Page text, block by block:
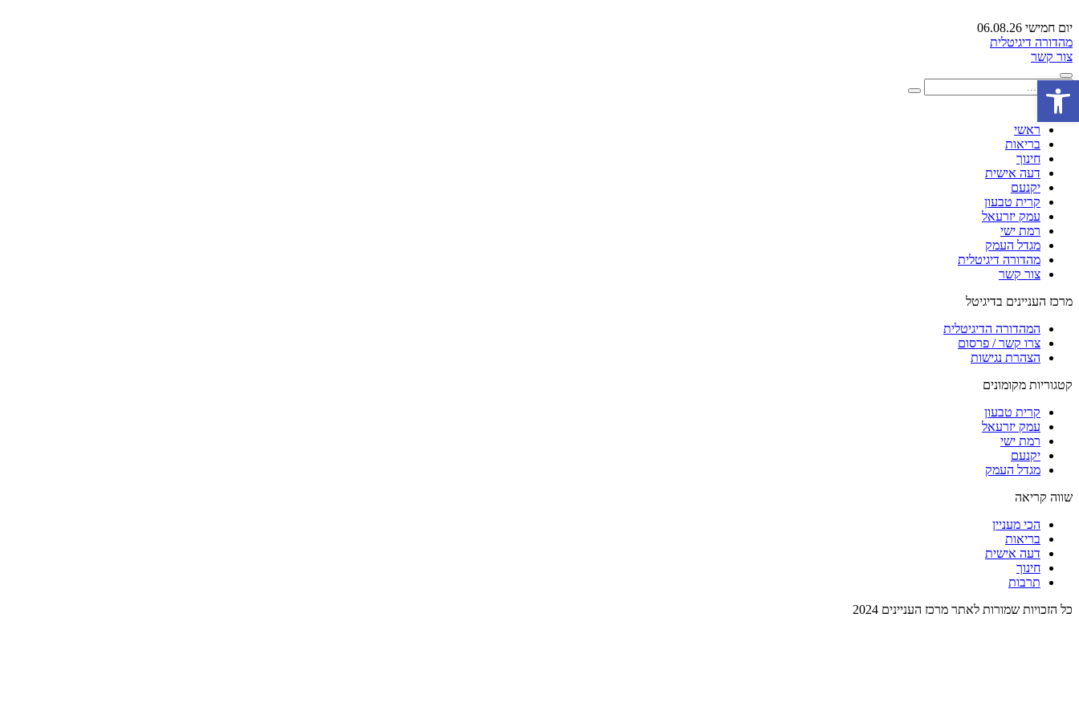
יום חמישי 06.08.26
מהדורה דיגיטלית
צור קשר
ראשי
בריאות
חינוך
דעה אישית
יקנעם
קרית טבעון
עמק יזרעאל
רמת ישי
מגדל העמק
מהדורה דיגיטלית
צור קשר
מרכז העניינים בדיגיטל
המהדורה הדיגיטלית
צרו קשר / פרסום
הצהרת נגישות
קטגוריות מקומונים
קרית טבעון
עמק יזרעאל
רמת ישי
יקנעם
מגדל העמק
שווה קריאה
הכי מעניין
בריאות
דעה אישית
חינוך
תרבות
כל הזכויות שמורות לאתר מרכז העניינים 2024
פתח סרגל נגישות